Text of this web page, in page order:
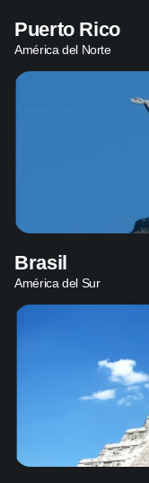
Puerto Rico
América del Norte
Brasil
América del Sur